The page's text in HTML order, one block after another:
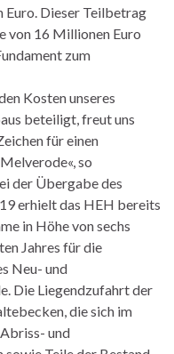
Dieser Teilbetrag
von 16 Millionen Euro
zum
Kosten unseres
beteiligt, freut uns
für einen
so
der Übergabe des
erhielt das HEH bereits
in Höhe von sechs
Jahres für die
Neu- und
Die Liegendzufahrt der
die sich im
und